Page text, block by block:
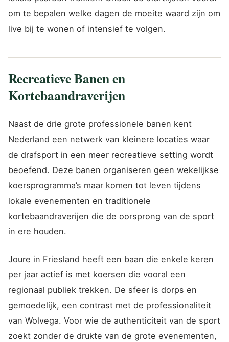
om te bepalen welke dagen de moeite waard zijn om
live bij te wonen of intensief te volgen.
Recreatieve Banen en
Kortebaandraverijen
Naast de drie grote professionele banen kent
Nederland een netwerk van kleinere locaties waar
de drafsport in een meer recreatieve setting wordt
beoefend. Deze banen organiseren geen wekelijkse
koersprogramma’s maar komen tot leven tijdens
lokale evenementen en traditionele
kortebaandraverijen die de oorsprong van de sport
in ere houden.
Joure in Friesland heeft een baan die enkele keren
per jaar actief is met koersen die vooral een
regionaal publiek trekken. De sfeer is dorps en
gemoedelijk, een contrast met de professionaliteit
van Wolvega. Voor wie de authenticiteit van de sport
zoekt zonder de drukte van de grote evenementen,